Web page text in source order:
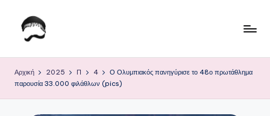
Μετάβαση
ο
Κ
Αρχική 2025 Π 4
Ο Ολυμπιακός πανηγύρισε το 48ο πρωτάθλημα
παρουσία 33.000 φιλάθλων (pics)